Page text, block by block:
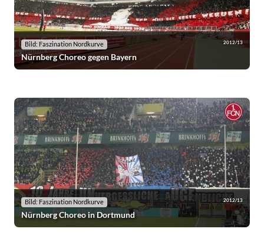
Bild: Faszination Nordkurve 2012/13
Nürnberg Choreo gegen Bayern
Bild: Faszination Nordkurve 2012/13
Nürnberg Choreo in Dortmund